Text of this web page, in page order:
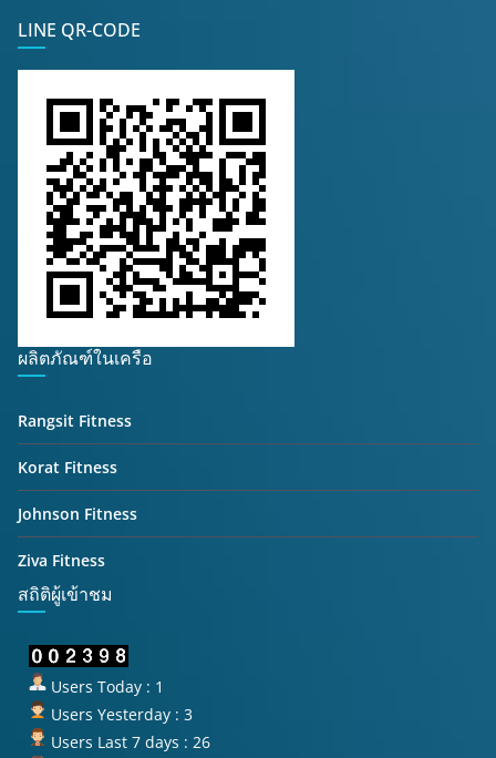
LINE QR-CODE
ผลิตภัณฑ์ในเครือ
Rangsit Fitness
Korat Fitness
Johnson Fitness
Ziva Fitness
สถิติผู้เข้าชม
Users Today : 1
Users Yesterday : 3
Users Last 7 days : 26